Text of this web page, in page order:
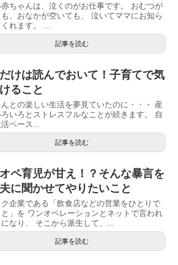
ちゃんは、泣くのがお仕事です。 おむつが
、おなかが空いても、 泣いてママにお知ら
れます。 ...
記事を読む
けは読んでおいて！子育てで気
ること
との楽しい生活を夢見ていたのに・・・ 産
いろとストレスフルなことが続きます。 自
ペース...
記事を読む
ペ育児が甘え！？そんな暴言を
に聞かせてやりたいこと
企業である「飲食店などの営業をひとりで
」を ワンオペレーションとネットで言われ
なり、 そこから派生して、...
記事を読む